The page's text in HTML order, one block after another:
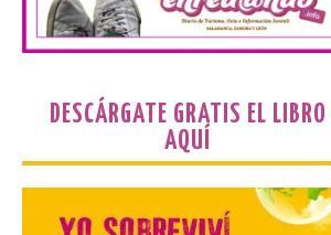
Despega el primer avión
de Iberia con wifi de alta
Starlink
6 Ago 2026
Iberia se convierte en la
primera aerolínea
DESCÁRGATE GRATIS EL LIBRO
AQUÍ